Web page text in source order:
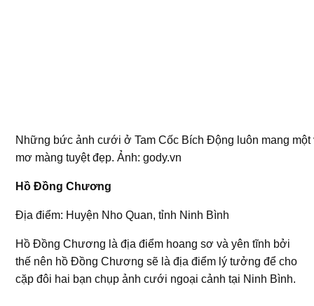
Những bức ảnh cưới ở Tam Cốc Bích Động luôn mang một
mơ màng tuyệt đẹp. Ảnh: gody.vn
Hồ Đồng Chương
Địa điểm: Huyện Nho Quan, tỉnh Ninh Bình
Hồ Đồng Chương là địa điểm hoang sơ và yên tĩnh bởi
thế nên hồ Đồng Chương sẽ là địa điểm lý tưởng để cho
cặp đôi hai bạn chụp ảnh cưới ngoại cảnh tại Ninh Bình.